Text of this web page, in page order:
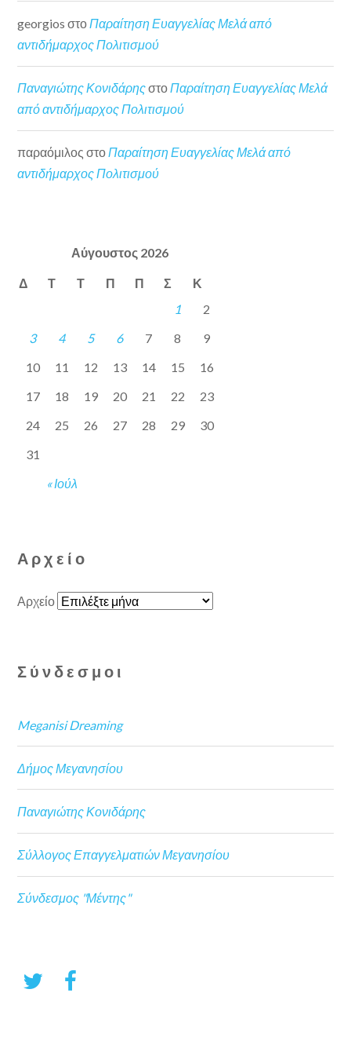
georgios στοΠαραίτηση Ευαγγελίας Μελά από
αντιδήμαρχος Πολιτισμού
Παναγιώτης ΚονιδάρηςστοΠαραίτηση Ευαγγελίας Μελά
από αντιδήμαρχος Πολιτισμού
παραόμιλος στοΠαραίτηση Ευαγγελίας Μελά από
αντιδήμαρχος Πολιτισμού
Αύγουστος 2026
Δ Τ Τ Π Π Σ Κ
« Ιούλ
1
2
3
4 5 6 7 8
9
10
11 12 13 14 15
16
17
18 19 20 21 22
23
24
25 26 27 28 29
30
31
Αρχείο
Αρχείο
Σύνδεσμοι
Meganisi Dreaming
Δήμος Μεγανησίου
Παναγιώτης Κονιδάρης
Σύλλογος Επαγγελματιών Μεγανησίου
Σύνδεσμος "Μέντης"